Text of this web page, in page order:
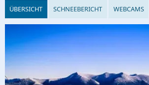
ÜBERSICHT SCHNEEBERICHT WEBCAMS